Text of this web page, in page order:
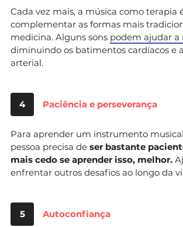
Cada vez mais, a música como terapia
complementar as formas mais
medicina. Alguns sons podem ajudar a
diminuindo os batimentos cardíacos e
arterial.
4 Paciência e perseverança
Para aprender um instrumento
pessoa precisa de ser bastante
mais cedo se aprender isso, melhor.
enfrentar outros desafios ao longo da
5 Autoconfiança